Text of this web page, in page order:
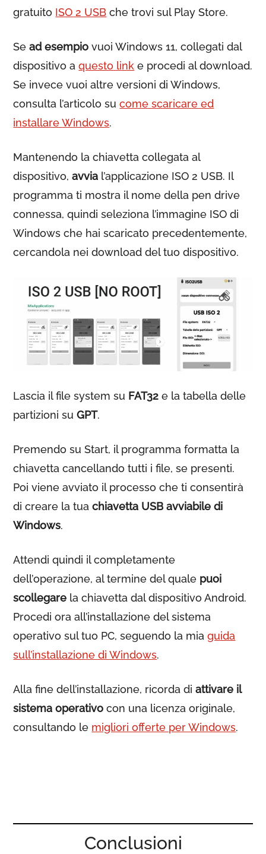
gratuito ISO 2 USB che trovi sul Play Store.
Sead esempio vuoi Windows 11, collegati dal
dispositivo aquesto link e procedi al download.
Se invece vuoi altre versioni di Windows,
consulta l’articolo sucome scaricare ed
installare Windows.
Mantenendo la chiavetta collegata al
dispositivo,avvia l’applicazione ISO 2 USB. Il
programma ti mostra il nome della pen drive
connessa, quindi seleziona l’immagine ISO di
Windows che hai scaricato precedentemente,
cercandola nei download del tuo dispositivo.
Lascia il file system su FAT32 e la tabella delle
partizioni suGPT.
Premendo su Start, il programma formatta la
chiavetta cancellando tutti i file, se presenti.
Poi viene avviato il processo che ti consentirà
di creare la tuachiavetta USB avviabile di
Windows.
Attendi quindi il completamente
dell’operazione, al termine del quale puoi
scollegare la chiavetta dal dispositivo Android.
Procedi ora all’installazione del sistema
operativo sul tuo PC, seguendo la miaguida
sull’installazione di Windows.
Alla fine dell’installazione, ricorda diattivare il
sistema operativo con una licenza originale,
consultando le migliori offerte per Windows.
Conclusioni